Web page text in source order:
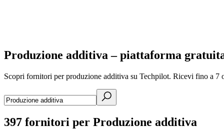
Produzione additiva – piattaforma
Scopri fornitori per produzione additiva su Techpilot. Ricevi fino a 7
397 fornitori per Produzione additiva